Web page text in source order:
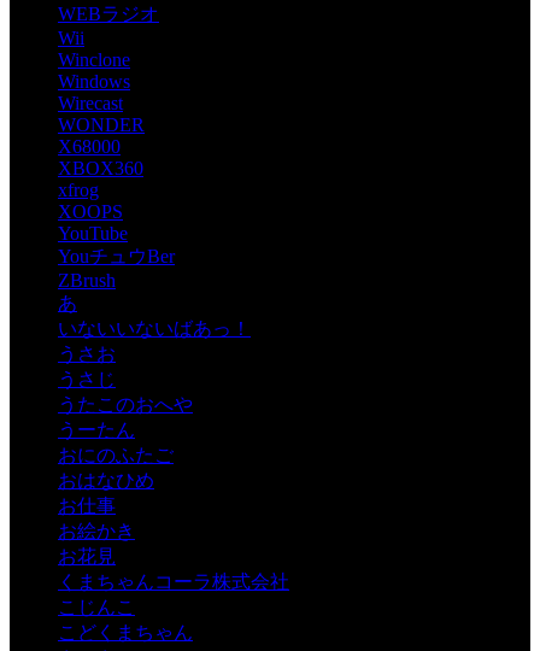
WEBラジオ
Wii
Winclone
Windows
Wirecast
WONDER
X68000
XBOX360
xfrog
XOOPS
YouTube
YouチュウBer
ZBrush
あ
いないいないばあっ！
うさお
うさじ
うたこのおへや
うーたん
おにのふたご
おはなひめ
お仕事
お絵かき
お花見
くまちゃんコーラ株式会社
こじんこ
こどくまちゃん